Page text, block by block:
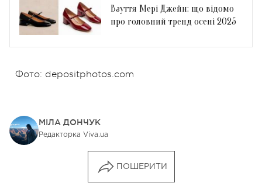
Взуття Мері Джейн: що відомо
про головний тренд осені 2025
Фото: depositphotos.com
МІЛА ДОНЧУК
Редакторка Viva.ua
ПОШЕРИТИ